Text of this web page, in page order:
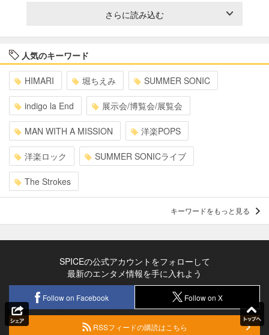
さらに読み込む
人気のキーワード
HIMARI 堀ちえみ SUMMER SONIC
indigo la End 展示会/博覧会/展覧会
MAN WITH A MISSION 洋楽POPS
洋楽ロック SUMMER SONICライブ
The Strokes
キーワードをもっと見る
SPICEの公式アカウントをフォローして
最新のエンタメ情報を手に入れよう
Follow on Facebook Follow on X
RSSフィードの購読はこちら